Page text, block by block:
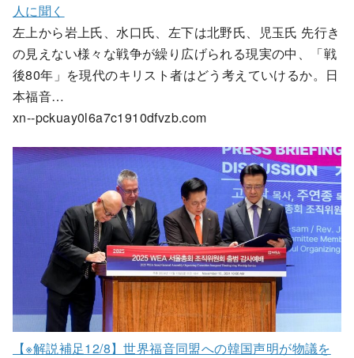
人に聞く
左上から岩上氏、水口氏、左下は北野氏、児玉氏 先行き
の見えない様々な戦争が繰り広げられる現実の中、「戦
後80年」を現代のキリスト者はどう考えていけるか。日
本福音…
xn--pckuay0l6a7c1910dfvzb.com
【※解説補足12/8】世界福音同盟への韓国声明が物議を